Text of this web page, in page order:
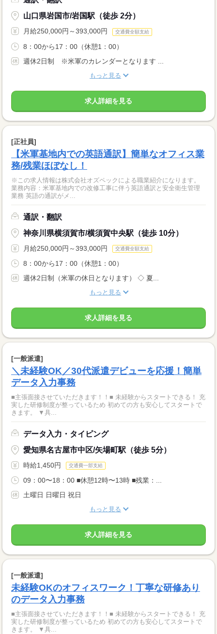
山口県岩国市/岩国駅（徒歩 2分）
月給250,000円～393,000円 交通費全額支給
8：00から17：00（休憩1：00）
週休2日制 ※米軍のカレンダーとなります ...
もっと見る
求人詳細を見る
[正社員]
【米軍基地内での英語通訳】簡単なオフィス業
務/残業ほぼなし！
※この求人情報は株式会社オズペックによる職業紹介になります。
業務内容：米軍基地内での改修工事に伴う英語通訳と安全衛生管理
業務 英語の通訳がメ...
通訳・翻訳
神奈川県横須賀市/横須賀中央駅（徒歩 10分）
月給250,000円～393,000円 交通費全額支給
8：00から17：00（休憩1：00）
週休2日制（米軍の休日となります） ◇ 夏...
もっと見る
求人詳細を見る
[一般派遣]
＼未経験OK／30代派遣デビューを応援！簡単
データ入力事務
■主張面接させていただきます！！■ 未経験からスタートできる！ 充
実した研修制度が整っているため 初めての方も安心してスタートで
きます。 ▼具...
データ入力・タイピング
愛知県名古屋市中区/矢場町駅（徒歩 5分）
時給1,450円 交通費一部支給
09：00〜18：00 ■休憩12時〜13時 ■残業：...
土曜日 日曜日 祝日
もっと見る
求人詳細を見る
[一般派遣]
未経験OKのオフィスワーク！丁寧な研修あり
のデータ入力事務
■主張面接させていただきます！！■ 未経験からスタートできる！ 充
実した研修制度が整っているため 初めての方も安心してスタートで
きます。 ▼具...